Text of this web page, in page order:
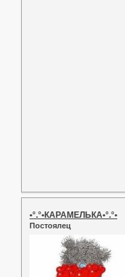
•°.°•КАРАМЕЛЬКА•°.°•
Постоялец